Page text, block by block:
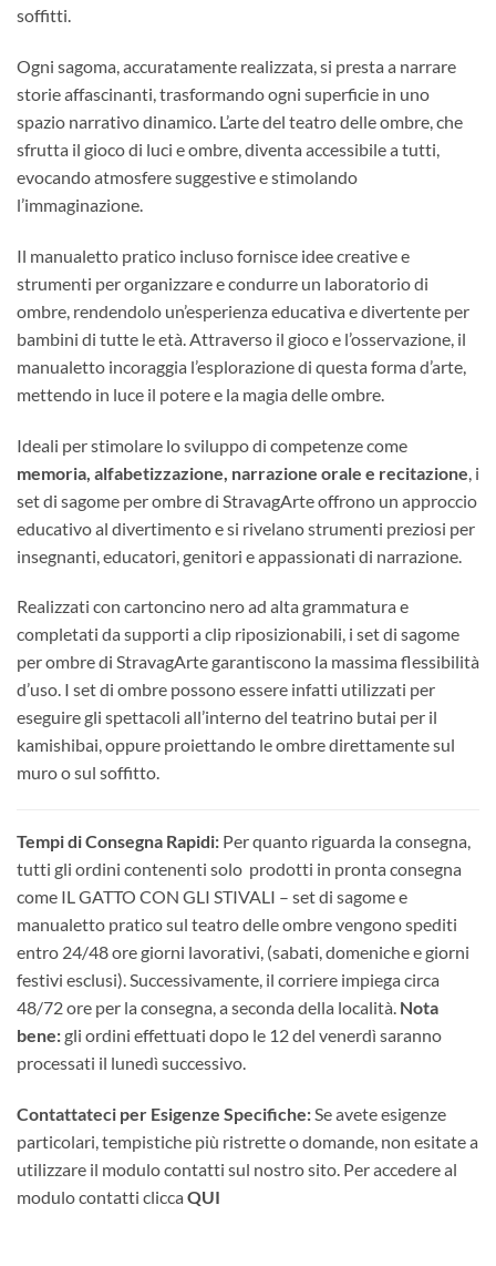
soffitti.
Ogni sagoma, accuratamente realizzata, si presta a narrare
storie affascinanti, trasformando ogni superficie in uno
spazio narrativo dinamico. L’arte del teatro delle ombre, che
sfrutta il gioco di luci e ombre, diventa accessibile a tutti,
evocando atmosfere suggestive e stimolando
l’immaginazione.
Il manualetto pratico incluso fornisce idee creative e
strumenti per organizzare e condurre un laboratorio di
ombre, rendendolo un’esperienza educativa e divertente per
bambini di tutte le età. Attraverso il gioco e l’osservazione, il
manualetto incoraggia l’esplorazione di questa forma d’arte,
mettendo in luce il potere e la magia delle ombre.
Ideali per stimolare lo sviluppo di competenze come
memoria, alfabetizzazione, narrazione orale e recitazione , i
set di sagome per ombre di StravagArte offrono un approccio
educativo al divertimento e si rivelano strumenti preziosi per
insegnanti, educatori, genitori e appassionati di narrazione.
Realizzati con cartoncino nero ad alta grammatura e
completati da supporti a clip riposizionabili, i set di sagome
per ombre di StravagArte garantiscono la massima flessibilità
d’uso. I set di ombre possono essere infatti utilizzati per
eseguire gli spettacoli all’interno del teatrino butai per il
kamishibai, oppure proiettando le ombre direttamente sul
muro o sul soffitto.
Tempi di Consegna Rapidi: Per quanto riguarda la consegna,
tutti gli ordini contenenti solo prodotti in pronta consegna
come IL GATTO CON GLI STIVALI – set di sagome e
manualetto pratico sul teatro delle ombre vengono spediti
entro 24/48 ore giorni lavorativi, (sabati, domeniche e giorni
festivi esclusi). Successivamente, il corriere impiega circa
48/72 ore per la consegna, a seconda della località. Nota
bene:gli ordini effettuati dopo le 12 del venerdì saranno
processati il lunedì successivo.
Contattateci per Esigenze Specifiche:Se avete esigenze
particolari, tempistiche più ristrette o domande, non esitate a
utilizzare il modulo contatti sul nostro sito. Per accedere al
modulo contatti clicca QUI